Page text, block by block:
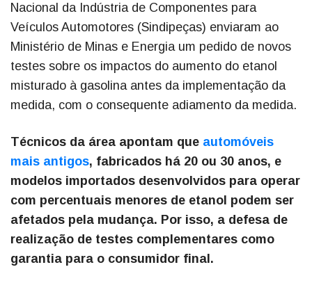
Nacional da Indústria de Componentes para
Veículos Automotores (Sindipeças) enviaram ao
Ministério de Minas e Energia um pedido de novos
testes sobre os impactos do aumento do etanol
misturado à gasolina antes da implementação da
medida, com o consequente adiamento da medida.
Técnicos da área apontam que automóveis
mais antigos, fabricados há 20 ou 30 anos, e
modelos importados desenvolvidos para operar
com percentuais menores de etanol podem ser
afetados pela mudança. Por isso, a defesa de
realização de testes complementares como
garantia para o consumidor final.